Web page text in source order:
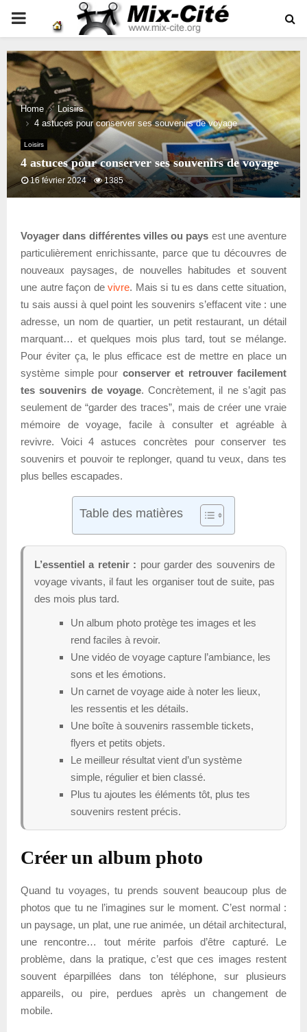
PRIMARY
MENU
Home
Loisirs
4 astuces pour conserver ses souvenirs de voyage
Loisirs
4 astuces pour conserver ses souvenirs de voyage
16 février 2024 1385
Voyager dans différentes villes ou pays est une aventure
particulièrement enrichissante, parce que tu découvres de
nouveaux paysages, de nouvelles habitudes et souvent
une autre façon devivre. Mais si tu es dans cette situation,
tu sais aussi à quel point les souvenirs s’effacent vite : une
adresse, un nom de quartier, un petit restaurant, un détail
marquant… et quelques mois plus tard, tout se mélange.
Pour éviter ça, le plus efficace est de mettre en place un
système simple pour conserver et retrouver facilement
tes souvenirs de voyage. Concrètement, il ne s’agit pas
seulement de “garder des traces”, mais de créer une vraie
mémoire de voyage, facile à consulter et agréable à
revivre. Voici 4 astuces concrètes pour conserver tes
souvenirs et pouvoir te replonger, quand tu veux, dans tes
plus belles escapades.
Table des matières
L’essentiel a retenir : pour garder des souvenirs de
voyage vivants, il faut les organiser tout de suite, pas
des mois plus tard.
Un album photo protège tes images et les
rend faciles à revoir.
Une vidéo de voyage capture l’ambiance, les
sons et les émotions.
Un carnet de voyage aide à noter les lieux,
les ressentis et les détails.
Une boîte à souvenirs rassemble tickets,
flyers et petits objets.
Le meilleur résultat vient d’un système
simple, régulier et bien classé.
Plus tu ajoutes les éléments tôt, plus tes
souvenirs restent précis.
Créer un album photo
Quand tu voyages, tu prends souvent beaucoup plus de
photos que tu ne l’imagines sur le moment. C’est normal :
un paysage, un plat, une rue animée, un détail architectural,
une rencontre… tout mérite parfois d’être capturé. Le
problème, dans la pratique, c’est que ces images restent
souvent éparpillées dans ton téléphone, sur plusieurs
appareils, ou pire, perdues après un changement de
mobile.